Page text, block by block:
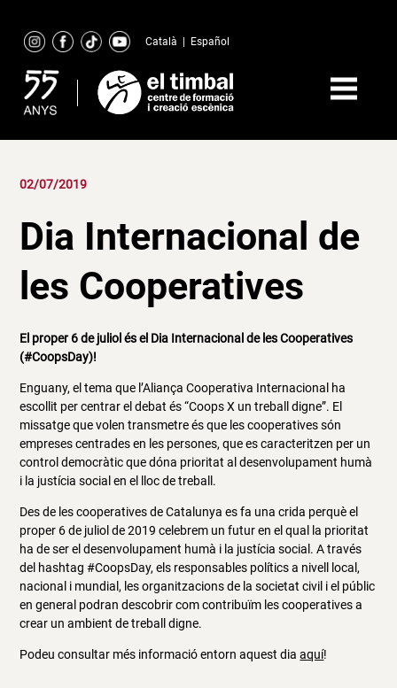
content
Català Español
02/07/2019
Dia Internacional de
les Cooperatives
El proper 6 de juliol és el Dia Internacional de les Cooperatives
(#CoopsDay)!
Enguany, el tema que l’Aliança Cooperativa Internacional ha
escollit per centrar el debat és “Coops X un treball digne”. El
missatge que volen transmetre és que les cooperatives són
empreses centrades en les persones, que es caracteritzen per un
control democràtic que dóna prioritat al desenvolupament humà
i la justícia social en el lloc de treball.
Des de les cooperatives de Catalunya es fa una crida perquè el
proper 6 de juliol de 2019 celebrem un futur en el qual la prioritat
ha de ser el desenvolupament humà i la justícia social. A través
del hashtag #CoopsDay, els responsables polítics a nivell local,
nacional i mundial, les organitzacions de la societat civil i el públic
en general podran descobrir com contribuïm les cooperatives a
crear un ambient de treball digne.
Podeu consultar més informació entorn aquest diaaquí!